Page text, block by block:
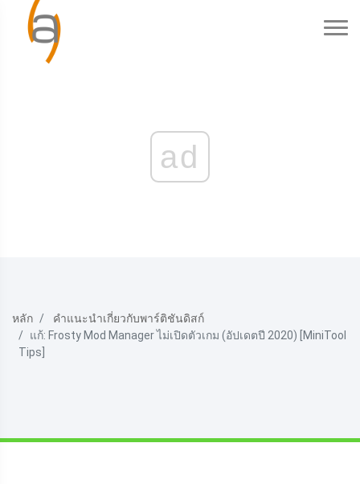
ad
หลัก
คำแนะนำเกี่ยวกับพาร์ติชันดิสก์
แก้: Frosty Mod Manager ไม่เปิดตัวเกม (อัปเดตปี 2020) [MiniTool
Tips]